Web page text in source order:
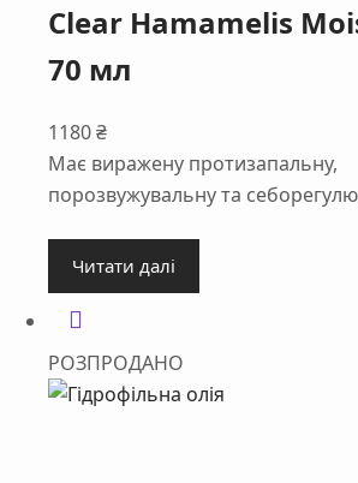
Clear Hamamelis
70 мл
1180₴
Має виражену протизапальну,
порозвужувальну та
Читати далі
РОЗПРОДАНО